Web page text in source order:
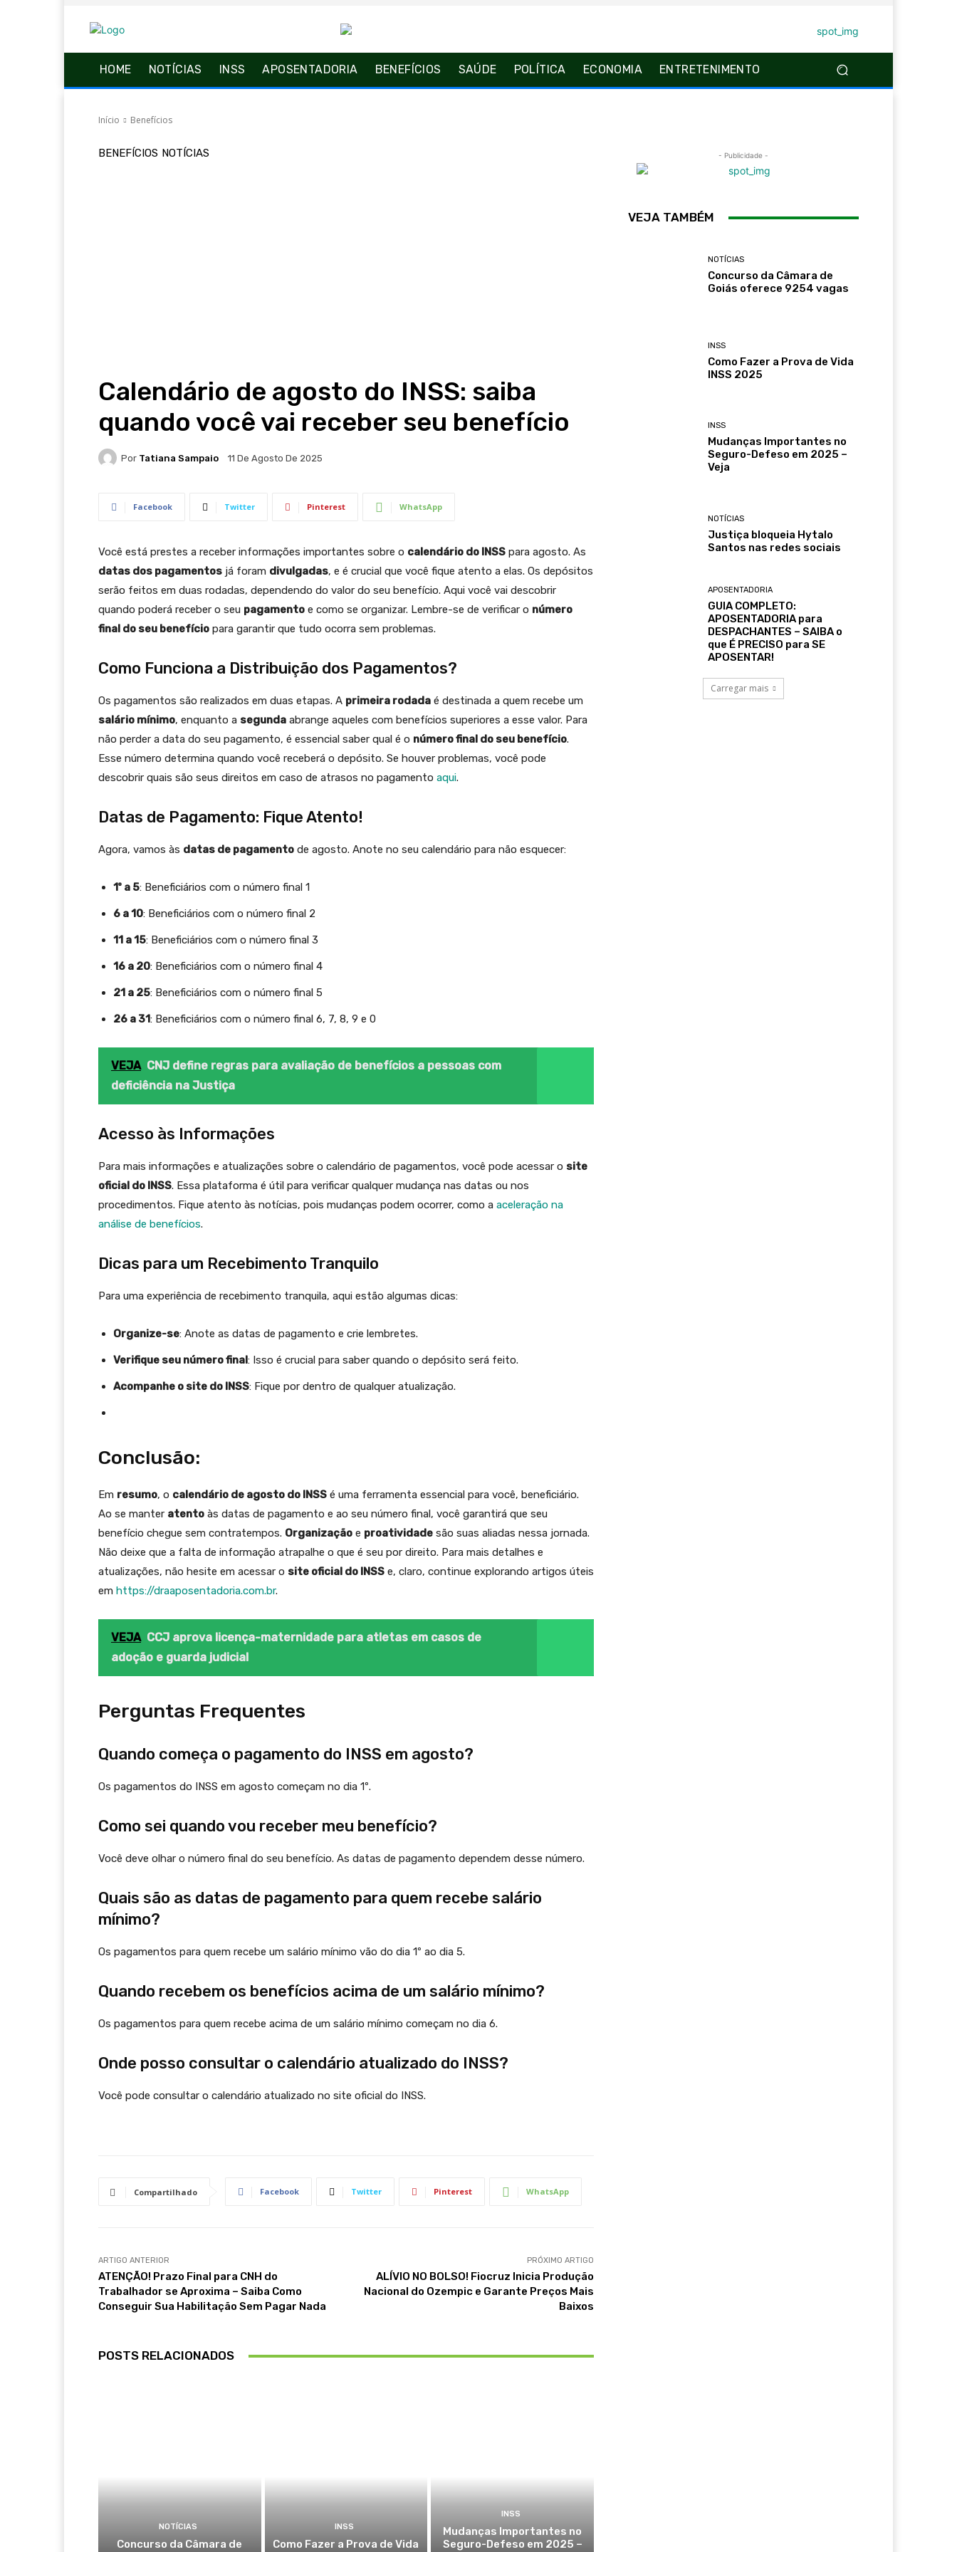
HOME NOTÍCIAS INSS APOSENTADORIA BENEFÍCIOS SAÚDE POLÍTICA ECONOMIA ENTRETENIMENTO
Início Benefícios
BENEFÍCIOS NOTÍCIAS
Calendário de agosto do INSS: saiba
quando você vai receber seu benefício
Por Tatiana Sampaio 11 De Agosto De 2025
Facebook Twitter Pinterest WhatsApp
Você está prestes a receber informações importantes sobre o calendário do INSS para agosto. As
datas dos pagamentos já foram divulgadas, e é crucial que você fique atento a elas. Os depósitos
serão feitos em duas rodadas, dependendo do valor do seu benefício. Aqui você vai descobrir
quando poderá receber o seu pagamento e como se organizar. Lembre-se de verificar o número
final do seu benefício para garantir que tudo ocorra sem problemas.
Como Funciona a Distribuição dos Pagamentos?
Os pagamentos são realizados em duas etapas. A primeira rodada é destinada a quem recebe um
salário mínimo, enquanto a segunda abrange aqueles com benefícios superiores a esse valor. Para
não perder a data do seu pagamento, é essencial saber qual é o número final do seu benefício.
Esse número determina quando você receberá o depósito. Se houver problemas, você pode
descobrir quais são seus direitos em caso de atrasos no pagamento aqui.
Datas de Pagamento: Fique Atento!
Agora, vamos às datas de pagamento de agosto. Anote no seu calendário para não esquecer:
1º a 5: Beneficiários com o número final 1
6 a 10: Beneficiários com o número final 2
11 a 15: Beneficiários com o número final 3
16 a 20: Beneficiários com o número final 4
21 a 25: Beneficiários com o número final 5
26 a 31: Beneficiários com o número final 6, 7, 8, 9 e 0
VEJA CNJ define regras para avaliação de benefícios a pessoas com
deficiência na Justiça
Acesso às Informações
Para mais informações e atualizações sobre o calendário de pagamentos, você pode acessar o site
oficial do INSS. Essa plataforma é útil para verificar qualquer mudança nas datas ou nos
procedimentos. Fique atento às notícias, pois mudanças podem ocorrer, como a aceleração na
análise de benefícios.
Dicas para um Recebimento Tranquilo
Para uma experiência de recebimento tranquila, aqui estão algumas dicas:
Organize-se: Anote as datas de pagamento e crie lembretes.
Verifique seu número final: Isso é crucial para saber quando o depósito será feito.
Acompanhe o site do INSS: Fique por dentro de qualquer atualização.
Conclusão:
Em resumo, o calendário de agosto do INSS é uma ferramenta essencial para você, beneficiário.
Ao se manter atento às datas de pagamento e ao seu número final, você garantirá que seu
benefício chegue sem contratempos. Organização e proatividade são suas aliadas nessa jornada.
Não deixe que a falta de informação atrapalhe o que é seu por direito. Para mais detalhes e
atualizações, não hesite em acessar o site oficial do INSS e, claro, continue explorando artigos úteis
em https://draaposentadoria.com.br.
VEJA CCJ aprova licença-maternidade para atletas em casos de
adoção e guarda judicial
Perguntas Frequentes
Quando começa o pagamento do INSS em agosto?
Os pagamentos do INSS em agosto começam no dia 1º.
Como sei quando vou receber meu benefício?
Você deve olhar o número final do seu benefício. As datas de pagamento dependem desse número.
Quais são as datas de pagamento para quem recebe salário
mínimo?
Os pagamentos para quem recebe um salário mínimo vão do dia 1º ao dia 5.
Quando recebem os benefícios acima de um salário mínimo?
Os pagamentos para quem recebe acima de um salário mínimo começam no dia 6.
Onde posso consultar o calendário atualizado do INSS?
Você pode consultar o calendário atualizado no site oficial do INSS.
Compartilhado Facebook Twitter Pinterest WhatsApp
ARTIGO ANTERIOR
ATENÇÃO! Prazo Final para CNH do
Trabalhador se Aproxima – Saiba Como
Conseguir Sua Habilitação Sem Pagar Nada
PRÓXIMO ARTIGO
ALÍVIO NO BOLSO! Fiocruz Inicia Produção
Nacional do Ozempic e Garante Preços Mais
Baixos
POSTS RELACIONADOS
NOTÍCIAS
Concurso da Câmara de
INSS
Como Fazer a Prova de Vida
INSS
Mudanças Importantes no
Seguro-Defeso em 2025 –
- Publicidade -
VEJA TAMBÉM
NOTÍCIAS
Concurso da Câmara de
Goiás oferece 9254 vagas
INSS
Como Fazer a Prova de Vida
INSS 2025
INSS
Mudanças Importantes no
Seguro-Defeso em 2025 –
Veja
NOTÍCIAS
Justiça bloqueia Hytalo
Santos nas redes sociais
APOSENTADORIA
GUIA COMPLETO:
APOSENTADORIA para
DESPACHANTES – SAIBA o
que É PRECISO para SE
APOSENTAR!
Carregar mais